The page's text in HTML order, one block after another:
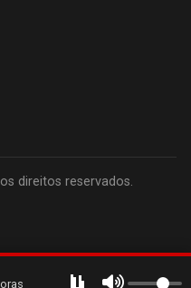
direitos reservados.